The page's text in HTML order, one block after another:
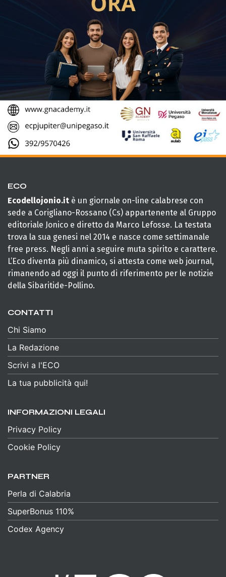
ECO
Ecodellojonio.it è un giornale on-line calabrese con
sede a Corigliano-Rossano (Cs) appartenente al Gruppo
editoriale Jonico e diretto da Marco Lefosse. La testata
trova la sua genesi nel 2014 e nasce come settimanale
free press. Negli anni a seguire muta spirito e carattere.
L’Eco diventa più dinamico, si attesta come web journal,
rimanendo ad oggi il punto di riferimento per le notizie
della Sibaritide-Pollino.
CONTATTI
Chi Siamo
La Redazione
Scrivi a l'ECO
La tua pubblicità qui!
INFORMAZIONI LEGALI
Privacy Policy
Cookie Policy
PARTNER
Perla di Calabria
SuperBonus 110%
Codex Agency